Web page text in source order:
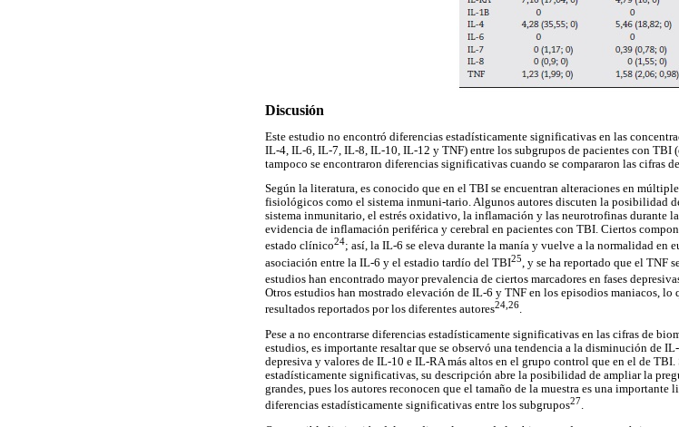
Discusión
Este estudio no encontró diferencias estadísticamente significativas en las
IL-4, IL-6, IL-7, IL-8, IL-10, IL-12 y TNF) entre los subgrupos de pacientes con
tampoco se encontraron diferencias significativas cuando se compararon las cifras
Según la literatura, es conocido que en el TBI se encuentran alteraciones en
fisiológicos como el sistema inmuni-tario. Algunos autores discuten la posibilidad
sistema inmunitario, el estrés oxidativo, la inflamación y las neurotrofinas durante
evidencia de inflamación periférica y cerebral en pacientes con TBI. Ciertos
estado clínico24; así, la IL-6 se eleva durante la manía y vuelve a la normalidad en
asociación entre la IL-6 y el estadio tardío del TBI25, y se ha reportado que el TNF
estudios han encontrado mayor prevalencia de ciertos marcadores en fases
Otros estudios han mostrado elevación de IL-6 y TNF en los episodios maniacos,
resultados reportados por los diferentes autores24,26.
Pese a no encontrarse diferencias estadísticamente significativas en las cifras de
estudios, es importante resaltar que se observó una tendencia a la disminución de
depresiva y valores de IL-10 e IL-RA más altos en el grupo control que en el de
estadísticamente significativas, su descripción abre la posibilidad de ampliar la
grandes, pues los autores reconocen que el tamaño de la muestra es una
diferencias estadísticamente significativas entre los subgrupos27.